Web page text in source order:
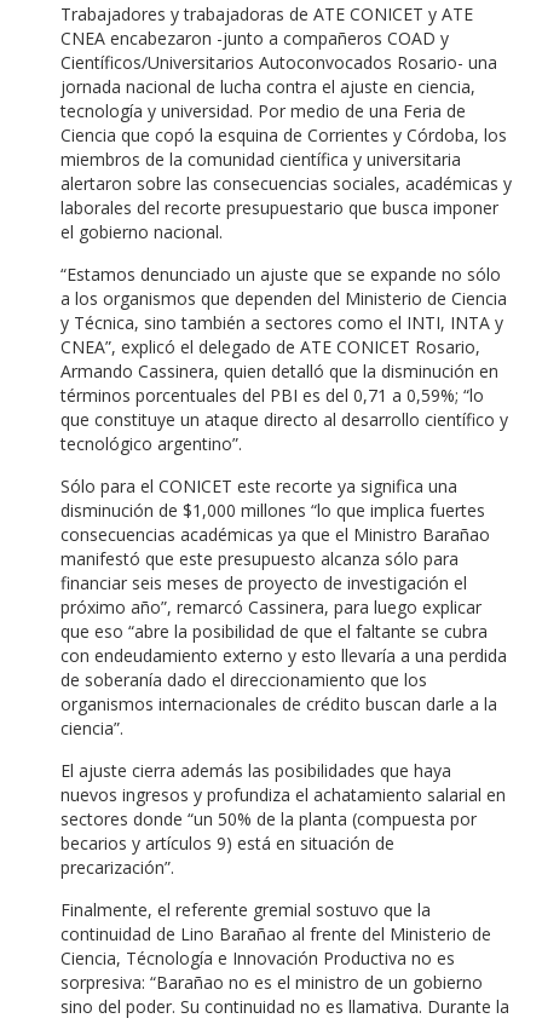
Trabajadores y trabajadoras de ATE CONICET y ATE
CNEA encabezaron -junto a compañeros COAD y
Científicos/Universitarios Autoconvocados Rosario- una
jornada nacional de lucha contra el ajuste en ciencia,
tecnología y universidad. Por medio de una Feria de
Ciencia que copó la esquina de Corrientes y Córdoba, los
miembros de la comunidad científica y universitaria
alertaron sobre las consecuencias sociales, académicas y
laborales del recorte presupuestario que busca imponer
el gobierno nacional.
“Estamos denunciado un ajuste que se expande no sólo
a los organismos que dependen del Ministerio de Ciencia
y Técnica, sino también a sectores como el INTI, INTA y
CNEA”, explicó el delegado de ATE CONICET Rosario,
Armando Cassinera, quien detalló que la disminución en
términos porcentuales del PBI es del 0,71 a 0,59%; “lo
que constituye un ataque directo al desarrollo científico y
tecnológico argentino”.
Sólo para el CONICET este recorte ya significa una
disminución de $1,000 millones “lo que implica fuertes
consecuencias académicas ya que el Ministro Barañao
manifestó que este presupuesto alcanza sólo para
financiar seis meses de proyecto de investigación el
próximo año”, remarcó Cassinera, para luego explicar
que eso “abre la posibilidad de que el faltante se cubra
con endeudamiento externo y esto llevaría a una perdida
de soberanía dado el direccionamiento que los
organismos internacionales de crédito buscan darle a la
ciencia”.
El ajuste cierra además las posibilidades que haya
nuevos ingresos y profundiza el achatamiento salarial en
sectores donde “un 50% de la planta (compuesta por
becarios y artículos 9) está en situación de
precarización”.
Finalmente, el referente gremial sostuvo que la
continuidad de Lino Barañao al frente del Ministerio de
Ciencia, Técnología e Innovación Productiva no es
sorpresiva: “Barañao no es el ministro de un gobierno
sino del poder. Su continuidad no es llamativa. Durante la